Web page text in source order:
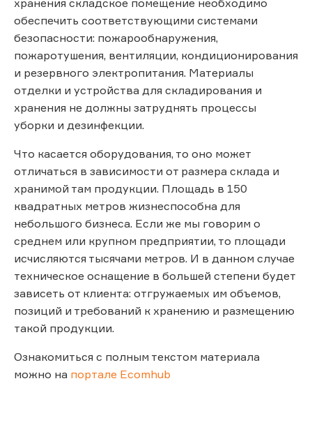
обеспечить соответствующими системами
безопасности: пожарообнаружения,
пожаротушения, вентиляции, кондиционирования
и резервного электропитания. Материалы
отделки и устройства для складирования и
хранения не должны затруднять процессы
уборки и дезинфекции.
Что касается оборудования, то оно может
отличаться в зависимости от размера склада и
хранимой там продукции. Площадь в 150
квадратных метров жизнеспособна для
небольшого бизнеса. Если же мы говорим о
среднем или крупном предприятии, то площади
исчисляются тысячами метров. И в данном случае
техническое оснащение в большей степени будет
зависеть от клиента: отгружаемых им объемов,
позиций и требований к хранению и размещению
такой продукции.
Ознакомиться с полным текстом материала
можно на портале Ecomhub